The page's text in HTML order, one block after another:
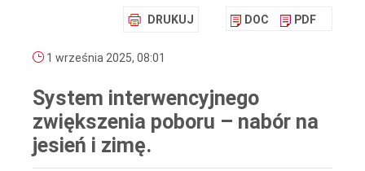
DRUKUJ DOC PDF
1 września 2025, 08:01
System interwencyjnego
zwiększenia poboru – nabór na
jesień i zimę.